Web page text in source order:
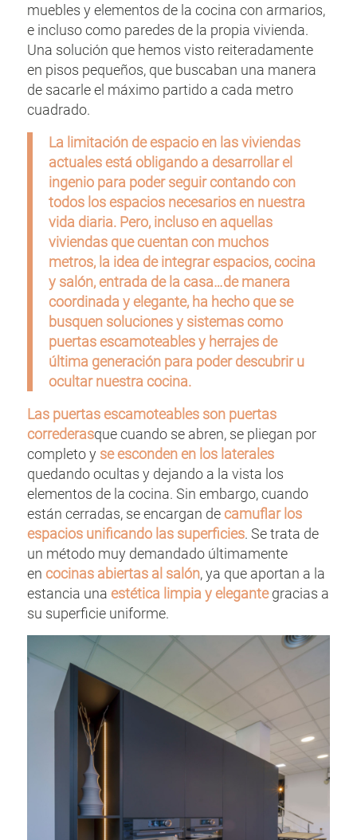
muebles y elementos de la cocina con armarios,
e incluso como paredes de la propia vivienda.
Una solución que hemos visto reiteradamente
en pisos pequeños, que buscaban una manera
de sacarle el máximo partido a cada metro
cuadrado.
La limitación de espacio en las viviendas
actuales está obligando a desarrollar el
ingenio para poder seguir contando con
todos los espacios necesarios en nuestra
vida diaria. Pero, incluso en aquellas
viviendas que cuentan con muchos
metros, la idea de integrar espacios, cocina
y salón, entrada de la casa…de manera
coordinada y elegante, ha hecho que se
busquen soluciones y sistemas como
puertas escamoteables y herrajes de
última generación para poder descubrir u
ocultar nuestra cocina.
Las puertas escamoteables son puertas
correderasque cuando se abren, se pliegan por
completo y se esconden en los laterales
quedando ocultas y dejando a la vista los
elementos de la cocina. Sin embargo, cuando
están cerradas, se encargan de camuflar los
espacios unificando las superficies. Se trata de
un método muy demandado últimamente
en cocinas abiertas al salón, ya que aportan a la
estancia una estética limpia y elegantegracias a
su superficie uniforme.